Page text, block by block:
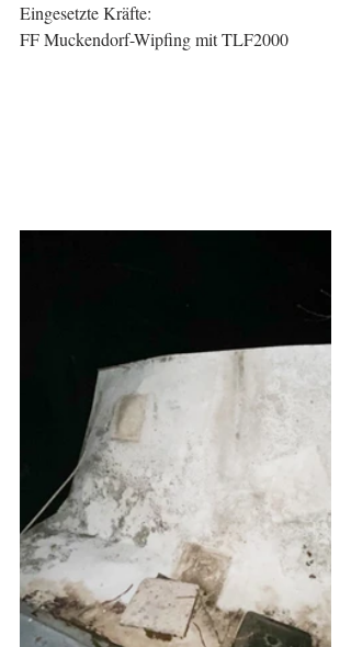
Eingesetzte Kräfte:
FF Muckendorf-Wipfing mit TLF2000